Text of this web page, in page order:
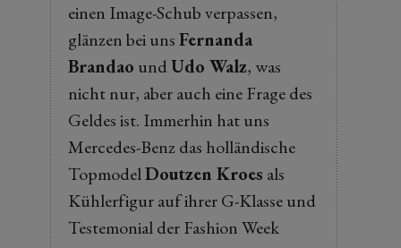
einen Image-Schub verpassen,
glänzen bei unsFernanda
Brandao undUdo Walz, was
nicht nur, aber auch eine Frage des
Geldes ist. Immerhin hat uns
Mercedes-Benz das holländische
TopmodelDoutzen Kroes als
Kühlerfigur auf ihrer G-Klasse und
Testemonial der Fashion Week